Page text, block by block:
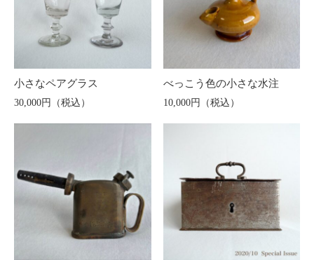
小さなペアグラス
30,000円（税込）
べっこう色の小さな水注
10,000円（税込）